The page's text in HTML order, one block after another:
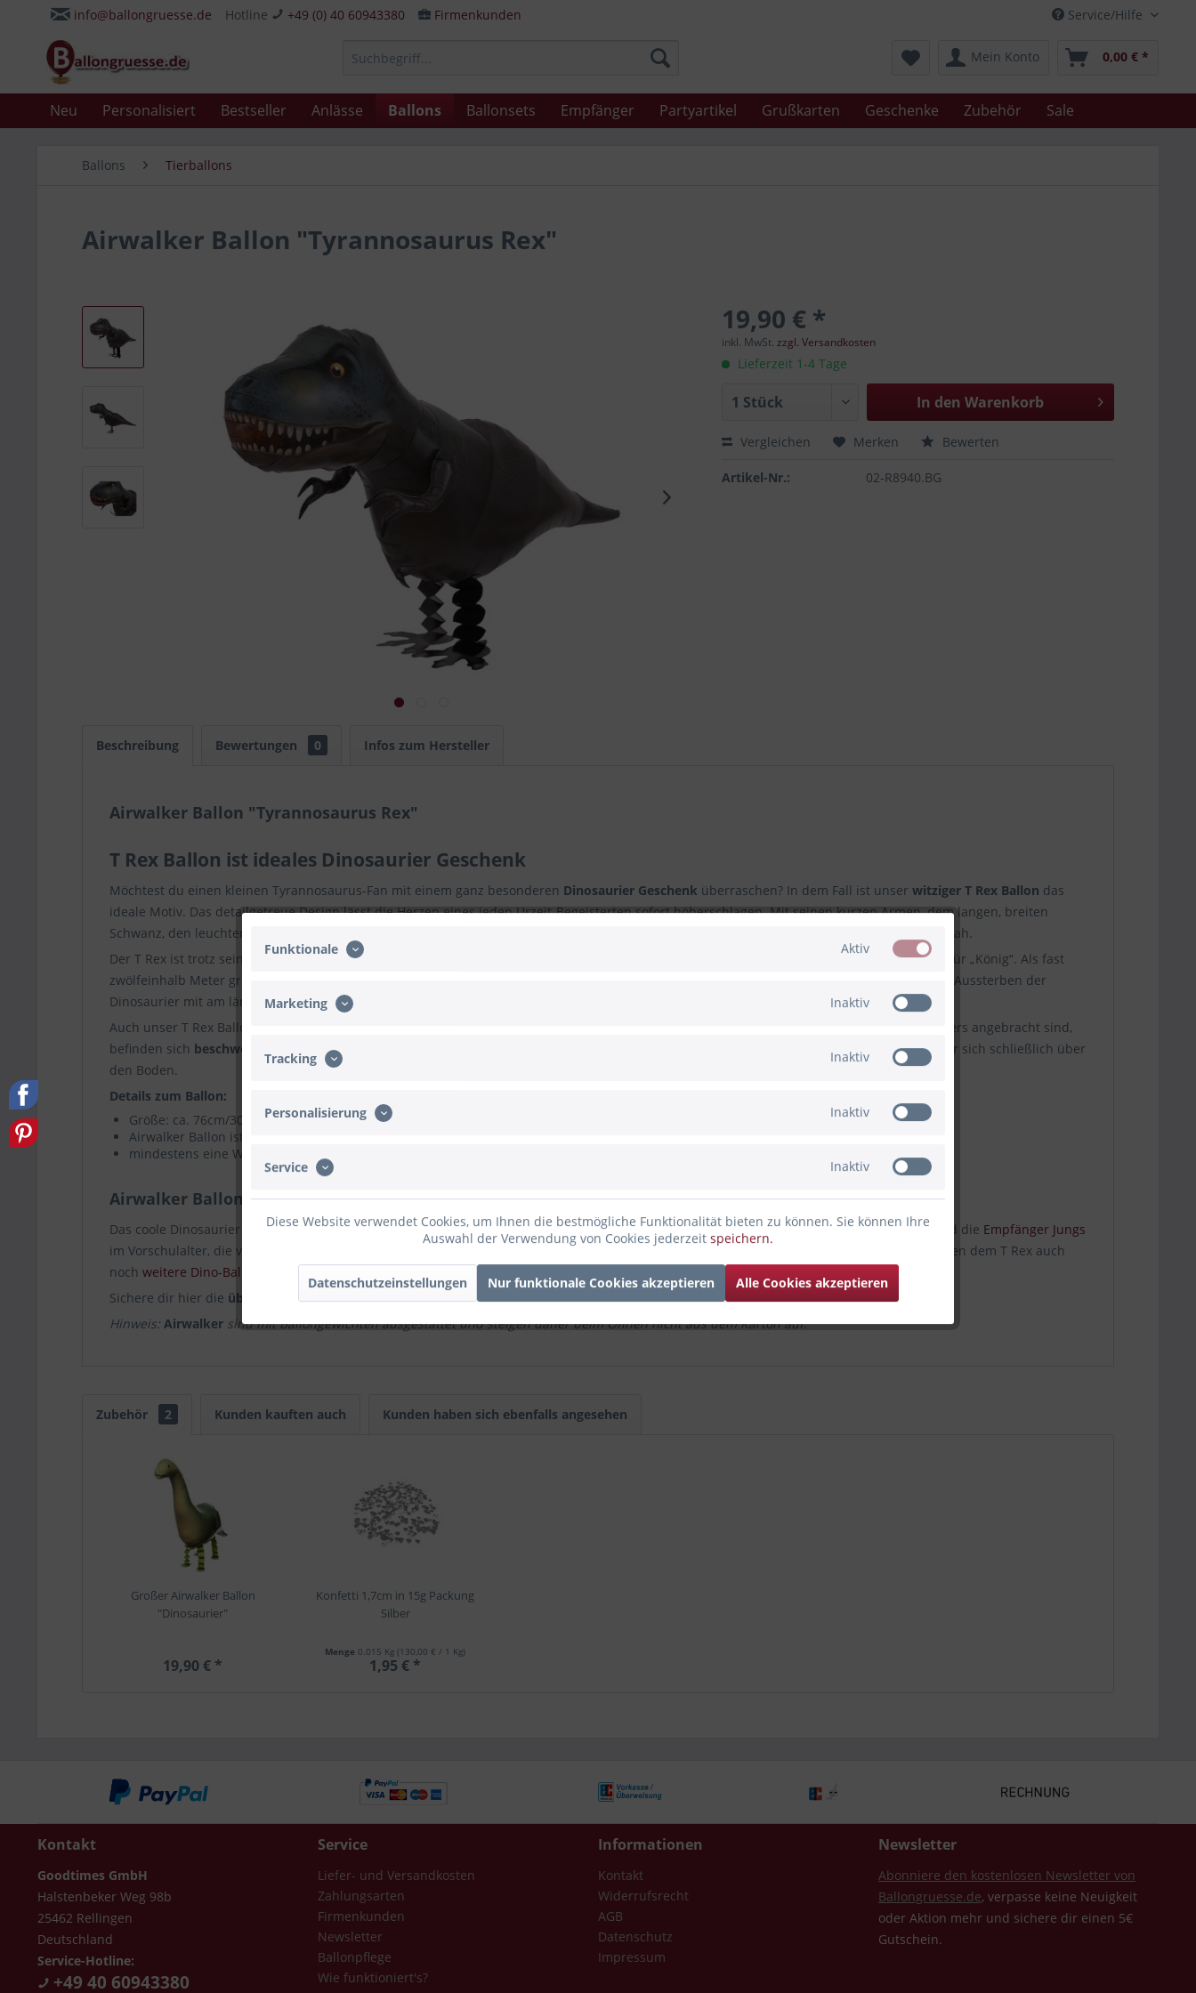
Service/Hilfe
info@ballongruesse.de Hotline +49 (0) 40 60943380 Firmenkunden
Mein Konto 0,00 € *
Neu Personalisiert Bestseller Anlässe Ballons Ballonsets Empfänger Partyartikel Grußkarten Geschenke Zubehör Sale
Ballons Tierballons
Airwalker Ballon "Tyrannosaurus Rex"
19,90 € *
inkl. MwSt.zzgl. Versandkosten
Lieferzeit 1-4 Tage
In den Warenkorb
Vergleichen Merken Bewerten
Artikel-Nr.: 02-R8940.BG
Beschreibung Bewertungen 0 Infos zum Hersteller
Airwalker Ballon "Tyrannosaurus Rex"
T Rex Ballon ist ideales Dinosaurier Geschenk
Möchtest du einen kleinen Tyrannosaurus-Fan mit einem ganz besonderen Dinosaurier Geschenk überraschen? In dem Fall ist unser witziger T Rex Ballon das
ideale Motiv. Das detailgetreue Design lässt die Herzen eines jeden Urzeit-Begeisterten sofort höherschlagen. Mit seinen kurzen Armen, dem langen, breiten
Schwanz, den leuchtenden Augen und den spitzen Reißzähnen kommt er seinem echten, wenn auch ausgestorbenen Original optisch sehr nah.
Der T Rex ist trotz seiner furchteinflößenden Ausstrahlung einer der beliebtesten Dinosaurier. Sein lateinischer Name
Tyrannosaurussteht für „König“. Als fast
zwölfeinhalb Meter großer Fleischfresser setzte er sich gegen die anderen
erfolgreich durch. Seine Art überlebte bis zum endgültigen Aussterben der
Dinosaurier mit am längsten.
Auch unser T Rex Ballon läuft auf zwei Beinen – im wahrsten Sinne des Wortes. Denn in den Papierbeinen, die am unteren Ende des Airwalkers angebracht sind,
befinden sich beschwerende Gewichte
. Diese halten den Dinosaurier am Boden. Bei Berührungen oder einem leichten Windhauch bewegt er sich schließlich über
den Boden.
Details zum Ballon:
Größe: ca. 76cm/30'' (mit Helium etwas kleiner)
Airwalker Ballon ist bei Lieferung heliumgefüllt
mindestens eine Woche Schwebezeit
Airwalker Ballon für Dino-Fans
Das coole Dinosaurier Geschenk eignet sich für jedenAnlassund erfreut jeden, der sich für die ausgestorbenen Riesen begeistert. Meist sind die Empfänger Jungs
im Vorschulalter, die von den tierischen Geschichten aus frühester Vergangenheit fasziniert sind. Wie gut, dass du bei
neben dem T Rex auch
noch weitere Dino-Ballons
Sichere dir hier die über den Boden schwebenden Dinos, deren tänzelnde Bewegungen gleich für gute Laune sorgen! Bestelle jetzt!
Hinweis: Airwalker sind mit Ballongewichten ausgestattet und steigen daher beim Öffnen nicht aus dem Karton auf.
Zubehör 2 Kunden kauften auch Kunden haben sich ebenfalls angesehen
Großer Airwalker Ballon
"Dinosaurier"
19,90 € *
Konfetti 1,7cm in 15g Packung
Silber
Menge 0.015 Kg(130,00 € / 1 Kg)
1,95 € *
Kontakt
Goodtimes GmbH
Halstenbeker Weg 98b
25462 Rellingen
Deutschland
Service-Hotline:
+49 40 60943380
Service
Liefer- und Versandkosten
Zahlungsarten
Firmenkunden
Newsletter
Ballonpflege
Wie funktioniert's?
Informationen
Kontakt
Widerrufsrecht
AGB
Datenschutz
Impressum
Newsletter
Abonniere den kostenlosen Newsletter von
Ballongruesse.de, verpasse keine Neuigkeit
oder Aktion mehr und sichere dir einen 5€
Gutschein.
Funktionale Aktiv
Marketing Inaktiv
Tracking Inaktiv
Personalisierung Inaktiv
Service Inaktiv
Diese Website verwendet Cookies, um Ihnen die bestmögliche Funktionalität bieten zu können. Sie können Ihre
Auswahl der Verwendung von Cookies jederzeit speichern.
Datenschutzeinstellungen Nur funktionale Cookies akzeptieren Alle Cookies akzeptieren